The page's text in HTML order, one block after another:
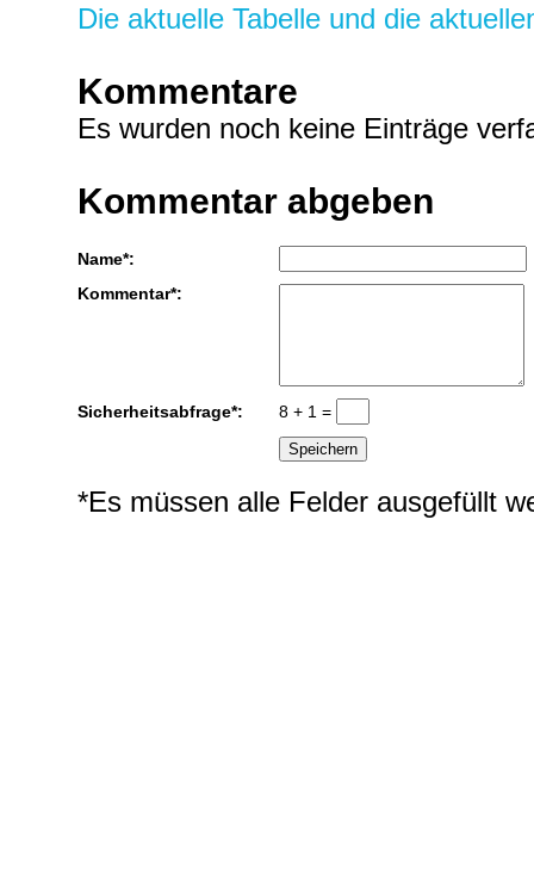
Die aktuelle Tabelle und die
Kommentare
Es wurden noch keine Einträge
Kommentar abgeben
Name*:
Kommentar*:
Sicherheitsabfrage*: 8 + 1 =
*Es müssen alle Felder ausgefüllt